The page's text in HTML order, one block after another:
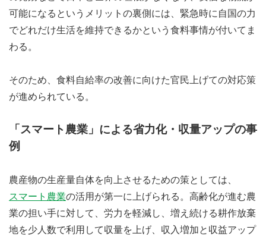
可能になるというメリットの裏側には、緊急時に自国の力
でどれだけ生活を維持できるかという食料事情が付いてま
わる。
そのため、食料自給率の改善に向けた官民上げての対応策
が進められている。
「スマート農業」による省力化・収量アップの事
例
農産物の生産量自体を向上させるための策としては、
スマート農業の活用が第一に上げられる。高齢化が進む農
業の担い手に対して、労力を軽減し、増え続ける耕作放棄
地を少人数で利用して収量を上げ、収入増加と収益アップ